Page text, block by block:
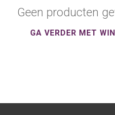
Geen producten
GA VERDER MET